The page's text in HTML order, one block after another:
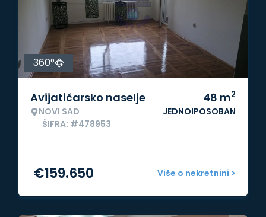
360°
Avijatičarsko naselje
NOVI SAD
ŠIFRA: #478953
48 m2
JEDNOIPOSOBAN
Više o nekretnini >
€159.650